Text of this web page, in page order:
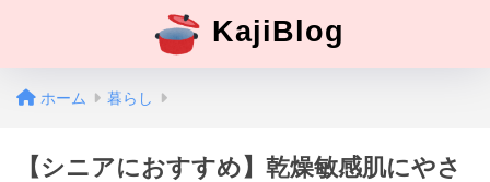
KajiBlog
ホーム 暮らし
【シニアにおすすめ】乾燥敏感肌にやさ